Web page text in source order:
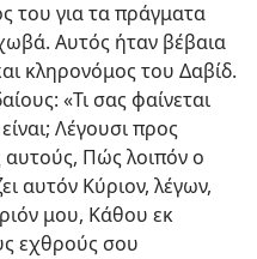
του για τα πράγματα
Αυτός ήταν βέβαια
κληρονόμος του Δαβίδ.
«Τι σας φαίνεται
Λέγουσι προς
αυτούς, Πώς λοιπόν ο
αυτόν Κύριον, λέγων,
μου, Κάθου εκ
εχθρούς σου